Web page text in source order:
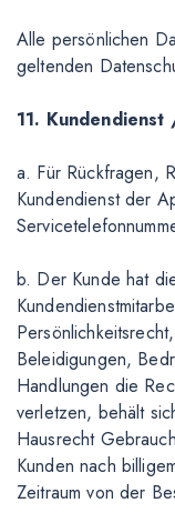
Alle persönlichen
geltenden
11.
a. Für Rückfragen,
Kundendienst der
b. Der Kunde hat
Beleidigungen,
Handlungen die
verletzen, behält
Hausrecht
Kunden nach
Zeitraum von der